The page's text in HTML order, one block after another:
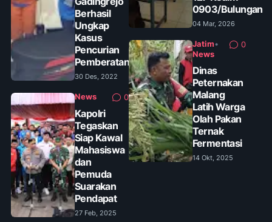
Berhasil
Ungkap
Kasus
Pencurian
Pemberatan
30 Des, 2022
News 0
Kapolri
Tegaskan
Siap Kawal
Mahasiswa
dan
Pemuda
Suarakan
Pendapat
27 Feb, 2025
0903/Bulungan
04 Mar, 2026
Jatim•
News
0
Dinas
Peternakan
Malang
Latih Warga
Olah Pakan
Ternak
Fermentasi
14 Okt, 2025